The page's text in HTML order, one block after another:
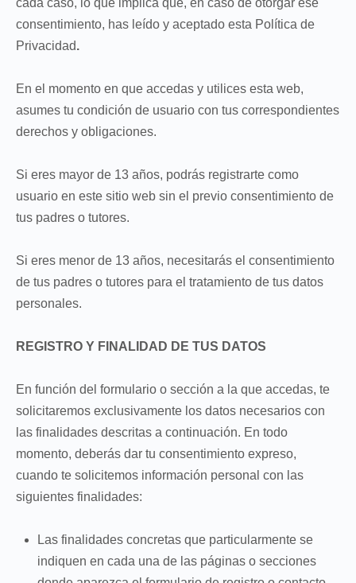
cada caso, lo que implica que, en caso de otorgar ese
consentimiento, has leído y aceptado esta Política de
Privacidad.
En el momento en que accedas y utilices esta web,
asumes tu condición de usuario con tus correspondientes
derechos y obligaciones.
Si eres mayor de 13 años, podrás registrarte como
usuario en este sitio web sin el previo consentimiento de
tus padres o tutores.
Si eres menor de 13 años, necesitarás el consentimiento
de tus padres o tutores para el tratamiento de tus datos
personales.
REGISTRO Y FINALIDAD DE TUS DATOS
En función del formulario o sección a la que accedas, te
solicitaremos exclusivamente los datos necesarios con
las finalidades descritas a continuación. En todo
momento, deberás dar tu consentimiento expreso,
cuando te solicitemos información personal con las
siguientes finalidades:
Las finalidades concretas que particularmente se
indiquen en cada una de las páginas o secciones